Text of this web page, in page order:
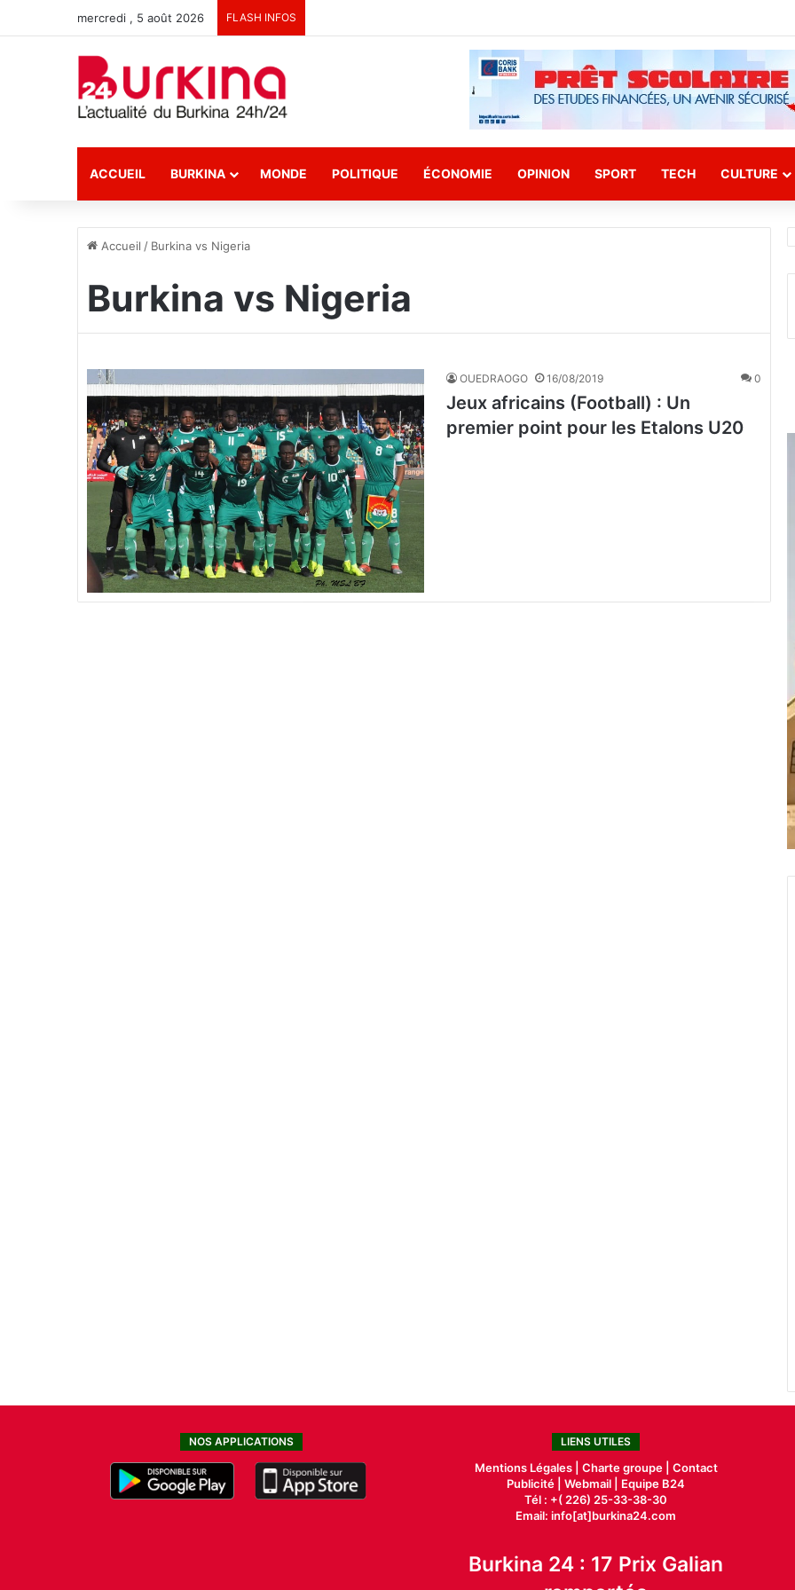
mercredi , 5 août 2026 FLASH INFOS
ACCUEIL BURKINA MONDE POLITIQUE ÉCONOMIE OPINION SPORT TECH CULTURE
Accueil / Burkina vs Nigeria
Burkina vs Nigeria
OUEDRAOGO 16/08/2019 0
Jeux africains (Football) : Un
premier point pour les Etalons U20
NOS APPLICATIONS LIENS UTILES
Mentions Légales | Charte groupe | Contact
Publicité |Webmail |
Equipe B24
Tél : +( 226) 25-33-38-30
Email: info[at]burkina24.com
Burkina 24 : 17 Prix Galian